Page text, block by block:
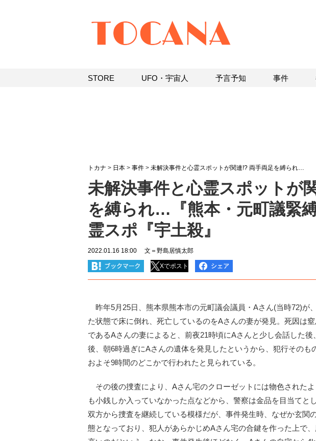
トカナ > 日本 > 事件 > 未解決事件と心霊スポットが関連!? 両手両足を縛られ…
未解決事件と心霊スポットが
を縛られ…『熊本・元町議緊
霊スポ『宇土殺』
2022.01.16 18:00 文＝野島居慎太郎
Xでポスト
昨年5月25日、熊本県熊本市の元町議会議員・Aさん(当時72)が
た状態で床に倒れ、死亡しているのをAさんの妻が発見。死因は
であるAさんの妻によると、前夜21時頃にAさんと少し会話した
後、朝6時過ぎにAさんの遺体を発見したというから、犯行そのも
およそ9時間のどこかで行われたと見られている。
その後の捜査により、Aさん宅のクローゼットには物色された
も小銭しか入っていなかった点などから、警察は金品を目当てと
双方から捜査を継続している模様だが、事件発生時、なぜか玄関
態となっており、犯人があらかじめAさん宅の合鍵を作った上で
STORE UFO・宇宙人 予言予知 事件